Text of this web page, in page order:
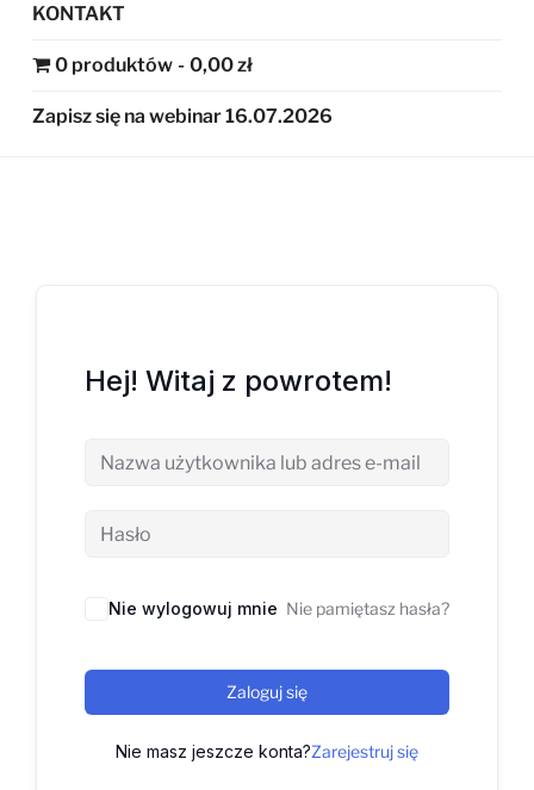
KONTAKT
0 produktów 0,00 zł
Zapisz się na webinar 16.07.2026
Hej! Witaj z powrotem!
Nie wylogowuj mnie Nie pamiętasz hasła?
Zaloguj się
Nie masz jeszcze konta?Zarejestruj się